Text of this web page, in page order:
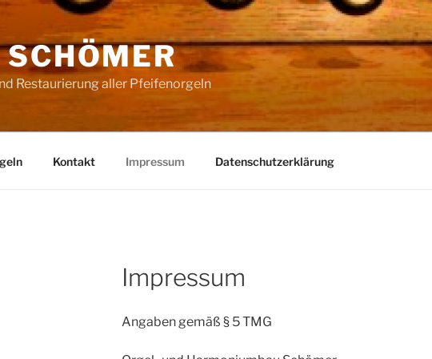
Restaurierung aller Pfeifenorgeln
Kontakt Impressum Datenschutzerklärung
Impressum
Angaben gemäß § 5 TMG